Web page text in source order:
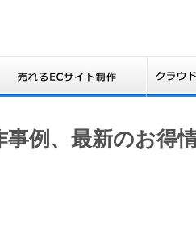
例、最新のお得